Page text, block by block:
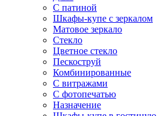
С патиной
Шкафы-купе с зеркалом
Матовое зеркало
Стекло
Цветное стекло
Пескоструй
Комбинированные
С витражами
С фотопечатью
Назначение